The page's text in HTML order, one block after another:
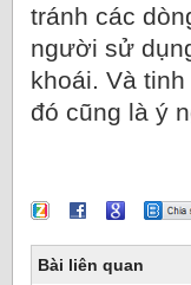
tránh các
người sử
khoái. Và
đó cũng là ý
Bài liên quan